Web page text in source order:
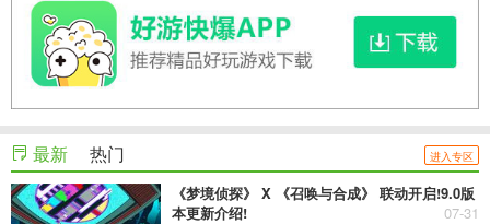
最新 热门 进入专区
《梦境侦探》 X 《召唤与合成》 联动开启!9.0版
本更新介绍!
07-31